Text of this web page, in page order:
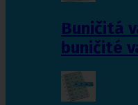
Buničitá
buničité